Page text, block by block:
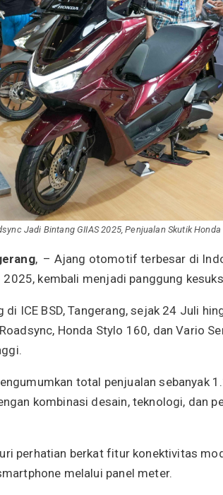
Jadi Bintang GIIAS 2025, Penjualan Skutik
, – Ajang otomotif terbesar di
kembali menjadi panggung
di ICE BSD, Tangerang, sejak 24 Juli
Honda Stylo 160, dan Vario
total penjualan sebanyak
kombinasi desain, teknologi, dan
perhatian berkat fitur konektivitas
melalui panel meter.